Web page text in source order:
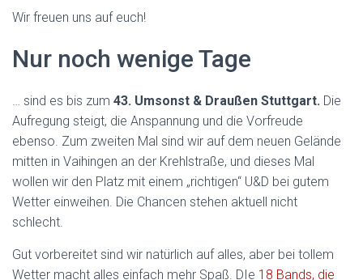
Wir freuen uns auf euch!
Nur noch wenige Tage
… sind es bis zum 43. Umsonst & Draußen Stuttgart. Die
Aufregung steigt, die Anspannung und die Vorfreude
ebenso. Zum zweiten Mal sind wir auf dem neuen Gelände
mitten in Vaihingen an der Krehlstraße, und dieses Mal
wollen wir den Platz mit einem „richtigen“ U&D bei gutem
Wetter einweihen. Die Chancen stehen aktuell nicht
schlecht.
Gut vorbereitet sind wir natürlich auf alles, aber bei tollem
Wetter macht alles einfach mehr Spaß. DIe 18 Bands, die